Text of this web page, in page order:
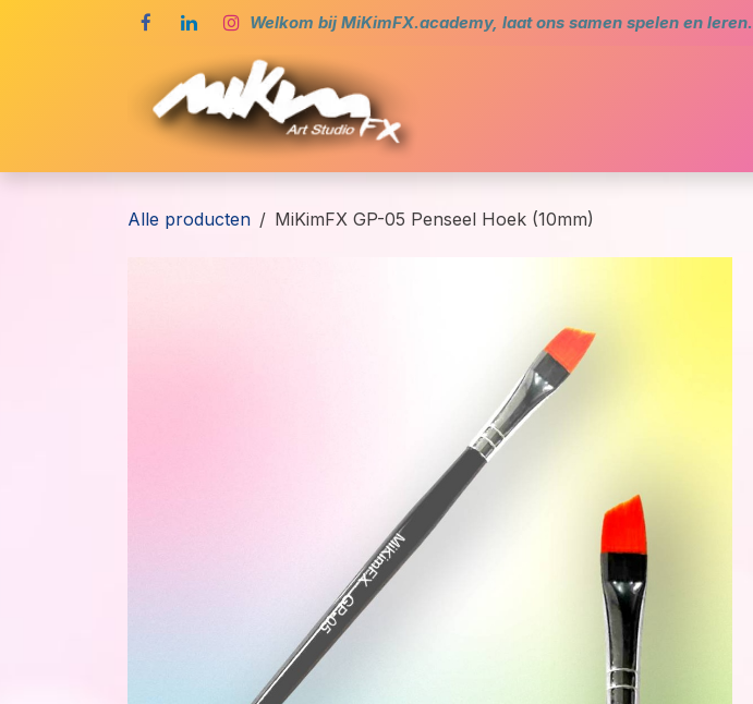
Overslaan naar inhoud Welkom bij MiKimFX.academy, laat ons samen spelen en leren.
Alle producten MiKimFX GP-05 Penseel Hoek (10mm)